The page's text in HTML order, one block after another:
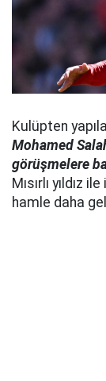
Kulüpten
Mohamed
görüşmelere
Mısırlı yıldız
hamle daha